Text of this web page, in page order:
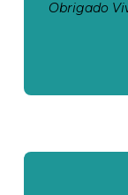
Obrigado